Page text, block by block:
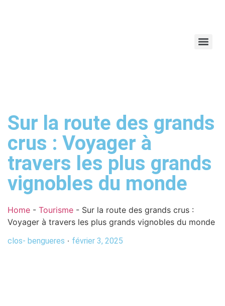
Sur la route des grands
crus : Voyager à
travers les plus grands
vignobles du monde
Home - Tourisme - Sur la route des grands crus :
Voyager à travers les plus grands vignobles du monde
clos- bengueres février 3, 2025